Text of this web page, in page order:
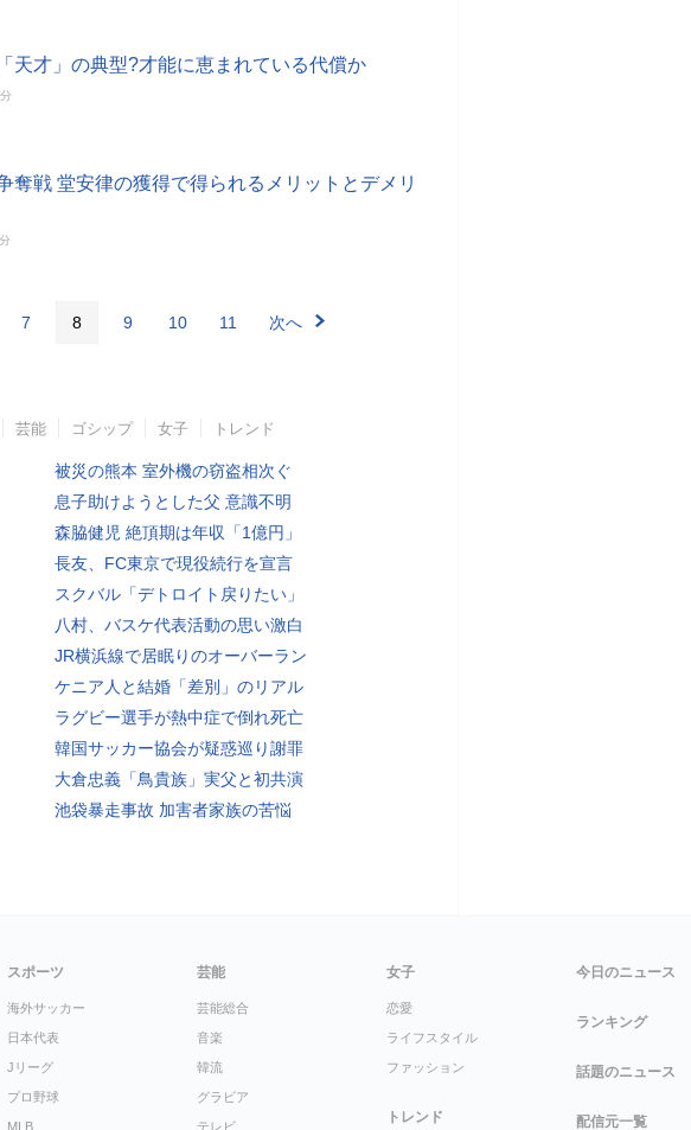
天才」の典型?才能に恵まれている代償か
奪戦 堂安律の獲得で得られるメリットとデメリ
7 8 9 10 11 次へ
芸能 ゴシップ 女子 トレンド
被災の熊本 室外機の窃盗相次ぐ
息子助けようとした父 意識不明
森脇健児 絶頂期は年収「1億円」
長友、FC東京で現役続行を宣言
スクバル「デトロイト戻りたい」
八村、バスケ代表活動の思い激白
JR横浜線で居眠りのオーバーラン
ケニア人と結婚「差別」のリアル
ラグビー選手が熱中症で倒れ死亡
韓国サッカー協会が疑惑巡り謝罪
大倉忠義「鳥貴族」実父と初共演
池袋暴走事故 加害者家族の苦悩
スポーツ
海外サッカー
日本代表
Jリーグ
プロ野球
MLB
芸能
芸能総合
音楽
韓流
グラビア
テレビ
女子
恋愛
ライフスタイル
ファッション
トレンド
今日のニュース
ランキング
話題のニュース
配信元一覧